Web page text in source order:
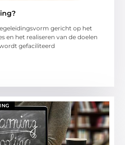
gericht op het
en het realiseren van de doelen
gefaciliteerd